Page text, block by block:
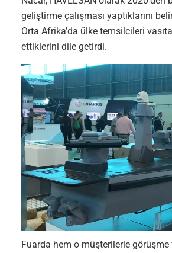
geliştirme çalışması yaptıklarını
Orta Afrika’da ülke temsilcileri
ettiklerini dile getirdi.
Fuarda hem o müşterilerle görüşme